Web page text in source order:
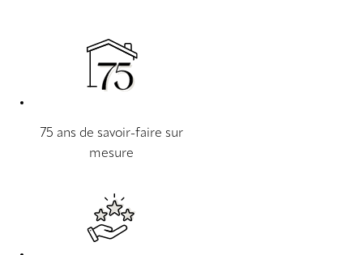
75 ans de savoir-faire sur
mesure